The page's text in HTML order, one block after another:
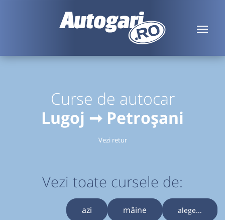
Curse de autocar
Lugoj ➞ Petroșani
Vezi retur
Vezi toate cursele de:
azi mâine alege...